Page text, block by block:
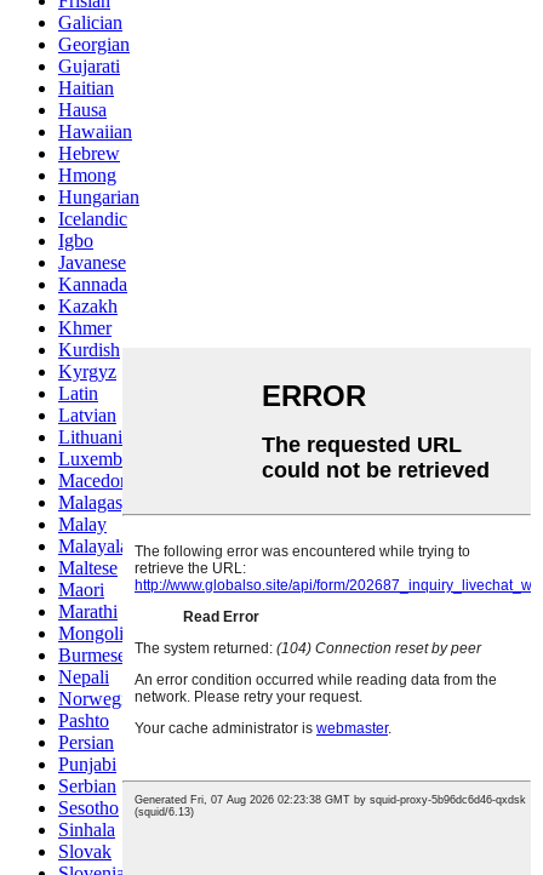
Galician
Georgian
Gujarati
Haitian
Hausa
Hawaiian
Hebrew
Hmong
Hungarian
Icelandic
Igbo
Javanese
Kannada
Kazakh
Khmer
Kurdish
Kyrgyz
Latin
Latvian
Lithuanian
Luxembou..
Macedonian
Malagasy
Malay
Malayalam
Maltese
Maori
Marathi
Mongolian
Burmese
Nepali
Norwegian
Pashto
Persian
Punjabi
Serbian
Sesotho
Sinhala
Slovak